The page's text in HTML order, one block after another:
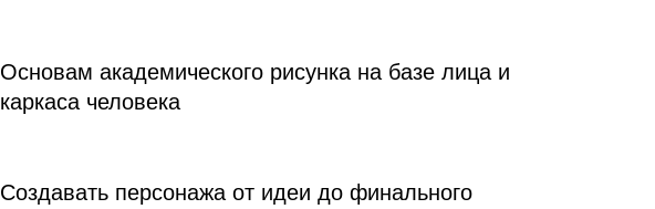
Основам академического рисунка на базе лица и
каркаса человека
Создавать персонажа от идеи до финального